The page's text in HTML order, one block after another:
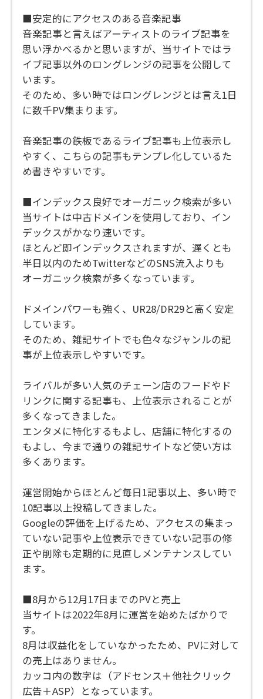
■安定的にアクセスのある音楽記事
音楽記事と言えばアーティストのライブ記事を
思い浮かべるかと思いますが、当サイトではラ
イブ記事以外のロングレンジの記事を公開して
います。
そのため、多い時ではロングレンジとは言え1日
に数千PV集まります。
音楽記事の鉄板であるライブ記事も上位表示し
やすく、こちらの記事もテンプレ化しているた
め書きやすいです。
■インデックス良好でオーガニック検索が多い
当サイトは中古ドメインを使用しており、イン
デックスがかなり速いです。
ほとんど即インデックスされますが、遅くとも
半日以内のためTwitterなどのSNS流入よりも
オーガニック検索が多くなっています。
ドメインパワーも強く、UR28/DR29と高く安定
しています。
そのため、雑記サイトでも色々なジャンルの記
事が上位表示しやすいです。
ライバルが多い人気のチェーン店のフードやド
リンクに関する記事も、上位表示されることが
多くなってきました。
エンタメに特化するもよし、店舗に特化するの
もよし、今まで通りの雑記サイトなど使い方は
多くあります。
運営開始からほとんど毎日1記事以上、多い時で
10記事以上投稿してきました。
Googleの評価を上げるため、アクセスの集まっ
ていない記事や上位表示できていない記事の修
正や削除も定期的に見直しメンテナンスしてい
ます。
■8月から12月17日までのPVと売上
当サイトは2022年8月に運営を始めたばかりで
す。
8月は収益化をしていなかったため、PVに対して
の売上はありません。
カッコ内の数字は（アドセンス＋他社クリック
広告＋ASP）となっています。